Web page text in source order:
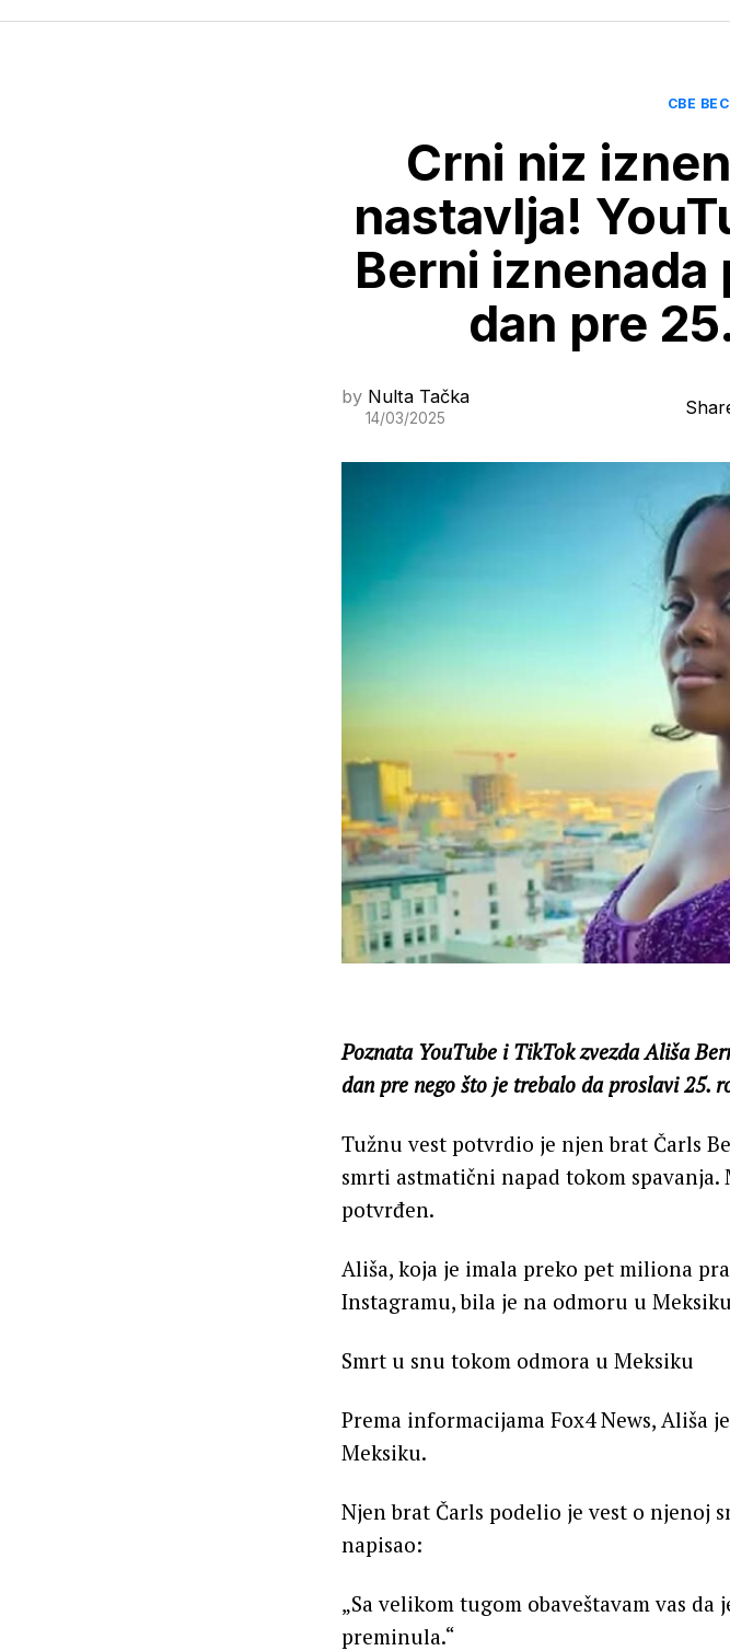
СВЕ
Crni niz
nastavlja!
Berni iznenada
dan pre
by Nulta Tačka
14/03/2025
Poznata YouTube i TikTok zvezda Ališa
dan pre nego što je trebalo da proslavi 25.
Tužnu vest potvrdio je njen brat Čarls
smrti astmatični napad tokom
potvrđen.
Ališa, koja je imala preko pet miliona
Instagramu, bila je na odmoru u
Smrt u snu tokom odmora u Meksiku
Prema informacijama Fox4 News, Ališa
Meksiku.
Njen brat Čarls podelio je vest o njenoj
napisao:
„Sa velikom tugom obaveštavam vas da
preminula.“